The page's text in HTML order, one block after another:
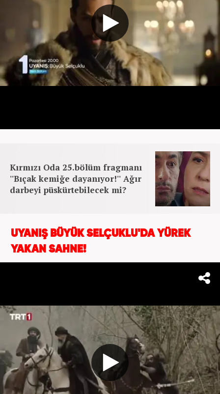
Kırmızı Oda 25.bölüm fragmanı
''Bıçak kemiğe dayanıyor!'' Ağır
darbeyi püskürtebilecek mi?
UYANIŞ BÜYÜK SELÇUKLU'DA YÜREK
YAKAN SAHNE!